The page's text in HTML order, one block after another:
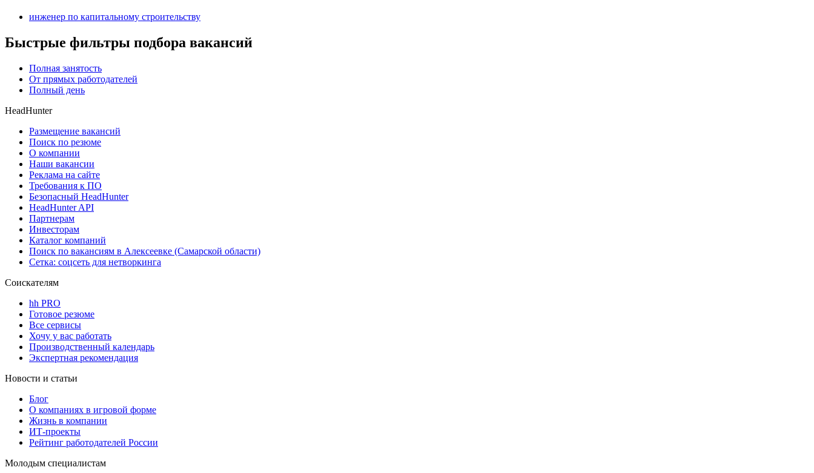
инженер по капитальному строительству
Быстрые фильтры подбора вакансий
Полная занятость
От прямых работодателей
Полный день
HeadHunter
Размещение вакансий
Поиск по резюме
О компании
Наши вакансии
Реклама на сайте
Требования к ПО
Безопасный HeadHunter
HeadHunter API
Партнерам
Инвесторам
Каталог компаний
Поиск по вакансиям в Алексеевке (Самарской области)
Сетка: соцсеть для нетворкинга
Соискателям
hh PRO
Готовое резюме
Все сервисы
Хочу у вас работать
Производственный календарь
Экспертная рекомендация
Новости и статьи
Блог
О компаниях в игровой форме
Жизнь в компании
ИТ-проекты
Рейтинг работодателей России
Молодым специалистам